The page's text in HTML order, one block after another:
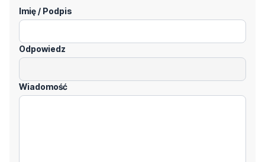
Odpowiedz
Wiadomość